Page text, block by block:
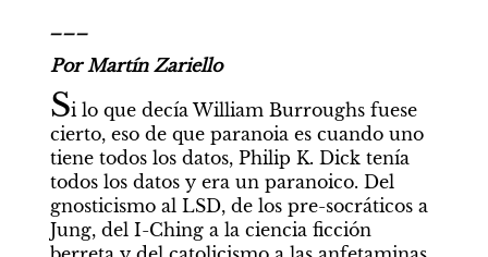
Por Martín Zariello
Si lo que decía William Burroughs fuese
cierto, eso de que paranoia es cuando uno
tiene todos los datos, Philip K. Dick tenía
todos los datos y era un paranoico. Del
gnosticismo al LSD, de los pre-socráticos a
Jung, del I-Ching a la ciencia ficción